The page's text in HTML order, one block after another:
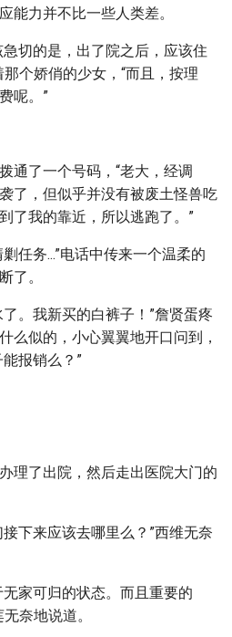
能力并不比一些人类差。
切的是，出了院之后，应该住
个娇俏的少女，“而且，按理
呢。”
通了一个号码，“老大，经调
了，但似乎并没有被废土怪兽吃
了我的靠近，所以逃跑了。”
任务...”电话中传来一个温柔的
了。
。我新买的白裤子！”詹贤蛋疼
么似的，小心翼翼地开口问到，
报销么？”
理了出院，然后走出医院大门的
下来应该去哪里么？”西维无奈
家可归的状态。而且重要的
奈地说道。